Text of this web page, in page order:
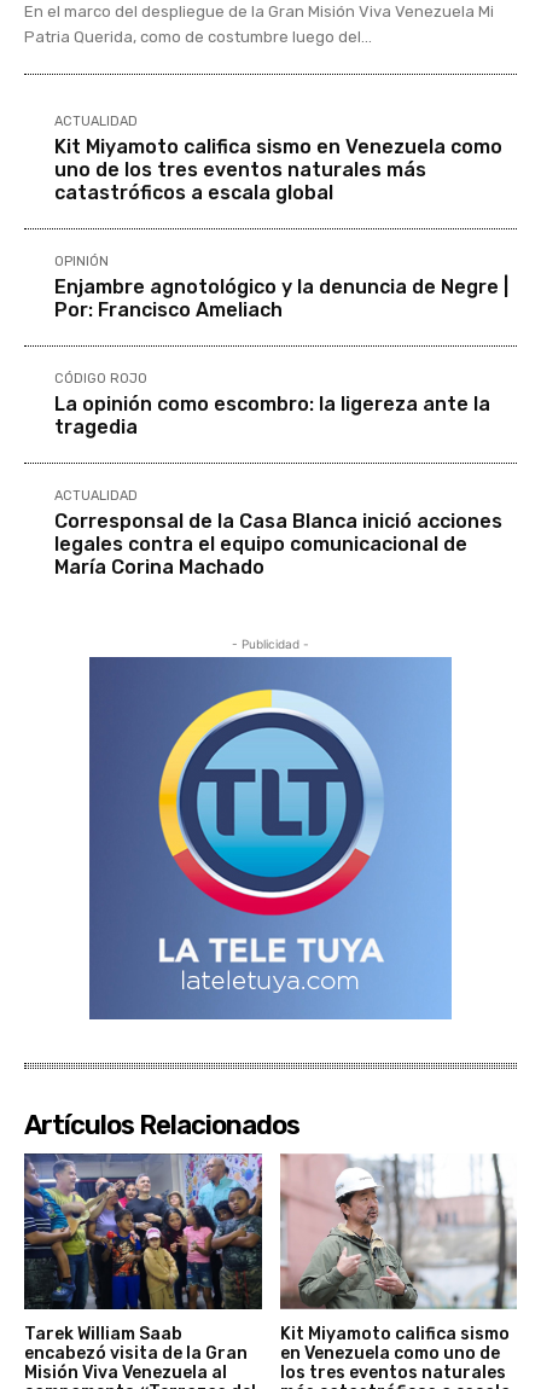
En el marco del despliegue de la Gran Misión Viva Venezuela Mi
Patria Querida, como de costumbre luego del...
ACTUALIDAD
Kit Miyamoto califica sismo en Venezuela como
uno de los tres eventos naturales más
catastróficos a escala global
OPINIÓN
Enjambre agnotológico y la denuncia de Negre |
Por: Francisco Ameliach
CÓDIGO ROJO
La opinión como escombro: la ligereza ante la
tragedia
ACTUALIDAD
Corresponsal de la Casa Blanca inició acciones
legales contra el equipo comunicacional de
María Corina Machado
- Publicidad -
Artículos Relacionados
Tarek William Saab
encabezó visita de la Gran
Misión Viva Venezuela al
Kit Miyamoto califica sismo
en Venezuela como uno de
los tres eventos naturales